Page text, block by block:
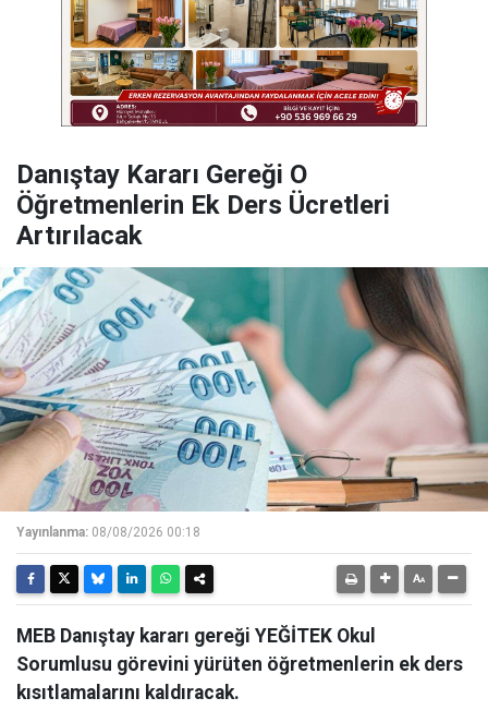
Danıştay Kararı Gereği O
Öğretmenlerin Ek Ders Ücretleri
Artırılacak
Yayınlanma: 08/08/2026 00:18
MEB Danıştay kararı gereği YEĞİTEK Okul
Sorumlusu görevini yürüten öğretmenlerin ek ders
kısıtlamalarını kaldıracak.